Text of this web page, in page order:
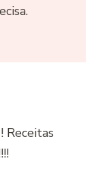
Receitas